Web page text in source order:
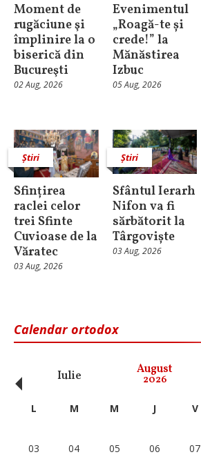
Moment de
rugăciune şi
împlinire la o
biserică din
Bucureşti
02 Aug, 2026
Evenimentul
„Roagă-te și
crede!” la
Mănăstirea
Izbuc
05 Aug, 2026
Știri
Sfințirea
raclei celor
trei Sfinte
Cuvioase de la
Văratec
03 Aug, 2026
Știri
Sfântul Ierarh
Nifon va fi
sărbătorit la
Târgoviște
03 Aug, 2026
Calendar ortodox
Iulie August
2026
‹ L M M J V
03
04 05 06 07